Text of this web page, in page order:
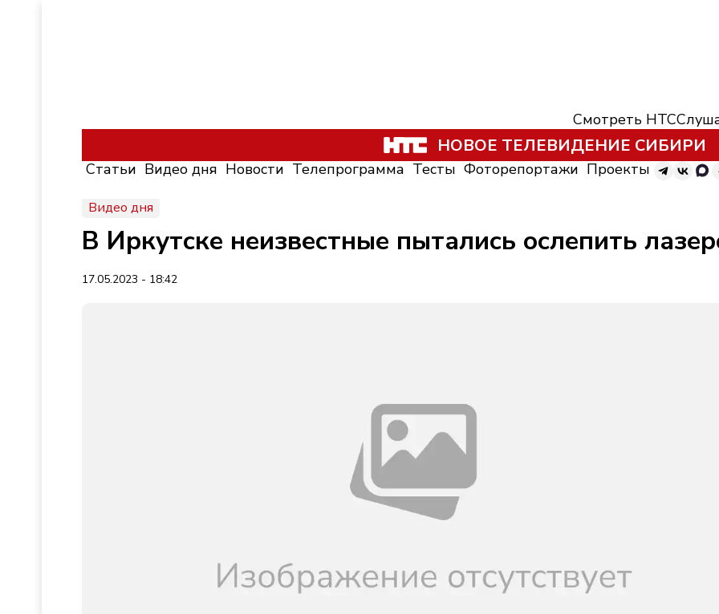
Смотреть НТС
НОВОЕ ТЕЛЕВИДЕНИЕ СИБИРИ
Статьи Видео дня Новости Телепрограмма Тесты Фоторепортажи Проекты
Видео дня
В Иркутске неизвестные пытались ослепить
17.05.2023 - 18:42